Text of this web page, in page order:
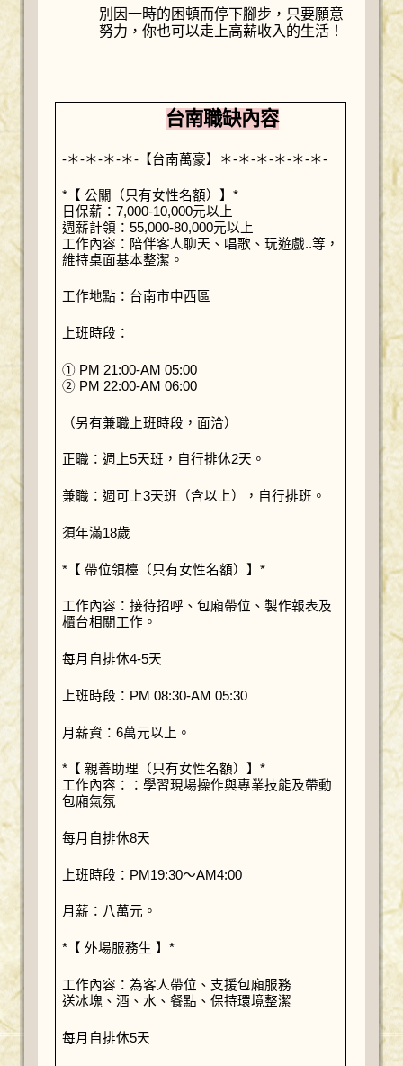
別因一時的困頓而停下腳步，只要願意
努力，你也可以走上高薪收入的生活！
台南職缺內容
-＊-＊-＊-＊-【台南萬豪】＊-＊-＊-＊-＊-＊-
*【 公關（只有女性名額）】*
日保薪：7,000-10,000元以上
週薪計領：55,000-80,000元以上
工作內容：陪伴客人聊天、唱歌、玩遊戲..等，
維持桌面基本整潔。
工作地點：台南市中西區
上班時段：
① PM 21:00-AM 05:00
② PM 22:00-AM 06:00
（另有兼職上班時段，面洽）
正職：週上5天班，自行排休2天。
兼職：週可上3天班（含以上），自行排班。
須年滿18歲
*【 帶位領檯（只有女性名額）】*
工作內容：接待招呼、包廂帶位、製作報表及
櫃台相關工作。
每月自排休4-5天
上班時段：PM 08:30-AM 05:30
月薪資：6萬元以上。
*【 親善助理（只有女性名額）】*
工作內容：：學習現場操作與專業技能及帶動
包廂氣氛
每月自排休8天
上班時段：PM19:30～AM4:00
月薪：八萬元。
*【 外場服務生 】*
工作內容：為客人帶位、支援包廂服務
送冰塊、酒、水、餐點、保持環境整潔
每月自排休5天